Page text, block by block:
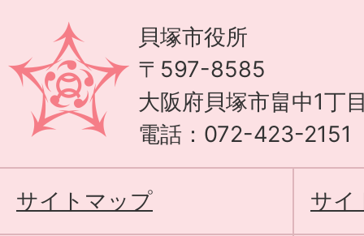
貝塚市役所
〒597-8585
大阪府貝塚市畠中1丁
電話：072-423-2151
サイトマップ サイ